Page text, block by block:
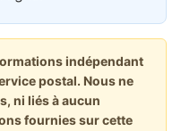
indépendant
postal. Nous ne
ni liés à aucun
fournies sur cette